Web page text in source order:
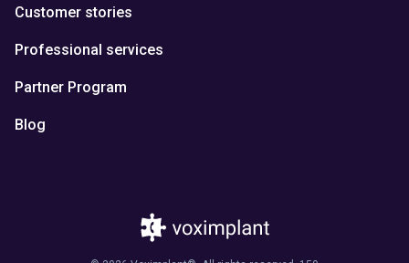
Customer stories
Professional services
Partner Program
Blog